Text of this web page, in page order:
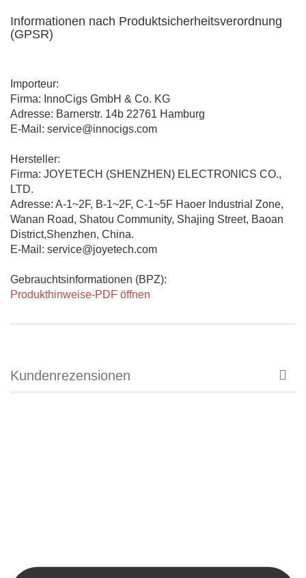
Informationen nach Produktsicherheitsverordnung
(GPSR)
Importeur:
Firma: InnoCigs GmbH & Co. KG
Adresse: Barnerstr. 14b 22761 Hamburg
E-Mail: service@innocigs.com
Hersteller:
Firma: JOYETECH (SHENZHEN) ELECTRONICS CO.,
LTD.
Adresse: A-1~2F, B-1~2F, C-1~5F Haoer Industrial Zone,
Wanan Road, Shatou Community, Shajing Street, Baoan
District,Shenzhen, China.
E-Mail: service@joyetech.com
Gebrauchtsinformationen (BPZ):
Produkthinweise-PDF öffnen
Kundenrezensionen